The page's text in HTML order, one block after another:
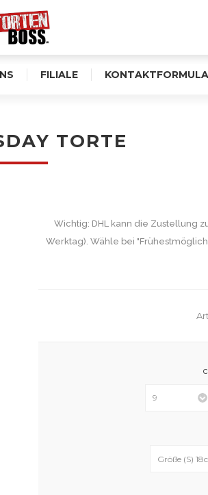
FILIALE
TORTE
Wichtig: DHL kann die Zustellung
Werktag). Wähle bei